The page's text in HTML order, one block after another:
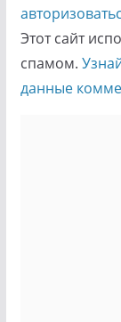
Этот сайт
спамом.
данные